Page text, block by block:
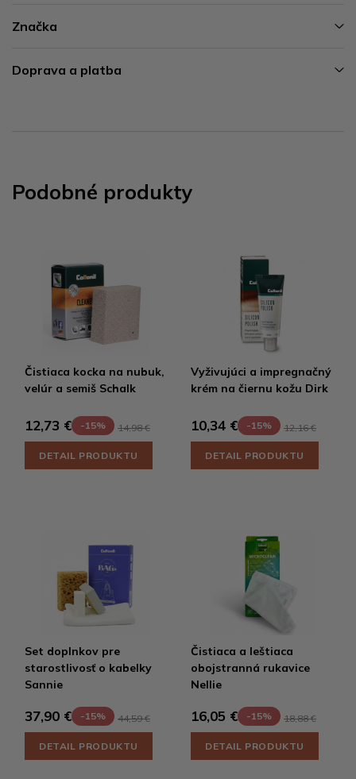
Značka
Doprava a platba
Podobné produkty
Čistiaca kocka na nubuk,
velúr a semiš Schalk
12,73 € -15% 14,98 €
DETAIL PRODUKTU
Vyživujúci a impregnačný
krém na čiernu kožu Dirk
10,34 € -15% 12,16 €
DETAIL PRODUKTU
Set doplnkov pre
starostlivosť o kabelky
Sannie
37,90 € -15% 44,59 €
DETAIL PRODUKTU
Čistiaca a leštiaca
obojstranná rukavice
Nellie
16,05 € -15% 18,88 €
DETAIL PRODUKTU